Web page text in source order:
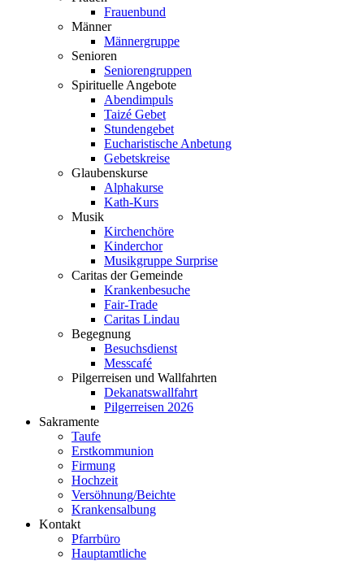
Frauenbund
Männer
Männergruppe
Senioren
Seniorengruppen
Spirituelle Angebote
Abendimpuls
Taizé Gebet
Stundengebet
Eucharistische Anbetung
Gebetskreise
Glaubenskurse
Alphakurse
Kath-Kurs
Musik
Kirchenchöre
Kinderchor
Musikgruppe Surprise
Caritas der Gemeinde
Krankenbesuche
Fair-Trade
Caritas Lindau
Begegnung
Besuchsdienst
Messcafé
Pilgerreisen und Wallfahrten
Dekanatswallfahrt
Pilgerreisen 2026
Sakramente
Taufe
Erstkommunion
Firmung
Hochzeit
Versöhnung/Beichte
Krankensalbung
Kontakt
Pfarrbüro
Hauptamtliche